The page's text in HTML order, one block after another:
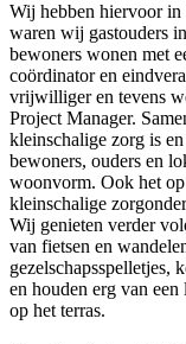
Wij hebben hiervoor
waren wij gastouders
bewoners wonen met
coördinator en
vrijwilliger en tevens
Project Manager.
kleinschalige zorg is
bewoners, ouders en
woonvorm. Ook het
kleinschalige
Wij genieten verder
van fietsen en
gezelschapsspelletjes,
en houden erg van
op het terras.